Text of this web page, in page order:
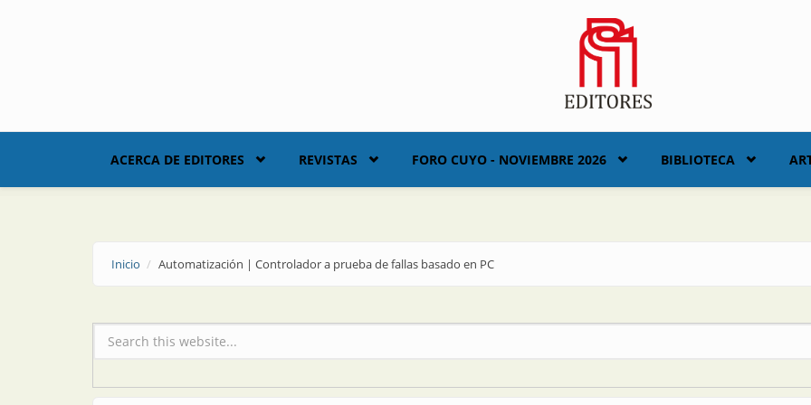
ACERCA DE EDITORES REVISTAS FORO CUYO - NOVIEMBRE 2026 BIBLIOTECA
Inicio Automatización | Controlador a prueba de fallas basado en PC
Formulario de búsqueda